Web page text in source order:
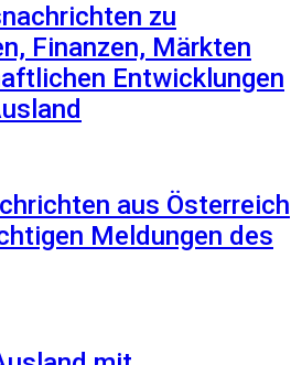
zu
Finanzen, Märkten
Entwicklungen
aus Österreich
Meldungen des